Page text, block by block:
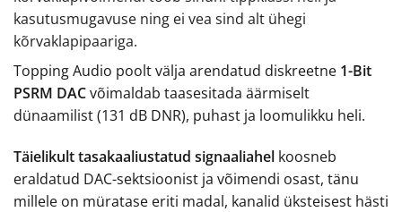
kasutusmugavuse ning ei vea sind alt ühegi
kõrvaklapipaariga.
Topping Audio poolt välja arendatud diskreetne 1-Bit
PSRM DACvõimaldab taasesitada äärmiselt
dünaamilist (131 dB DNR), puhast ja loomulikku heli.
Täielikult tasakaaliustatud signaaliahel koosneb
eraldatud DAC-sektsioonist ja võimendi osast, tänu
millele on müratase eriti madal, kanalid üksteisest hästi